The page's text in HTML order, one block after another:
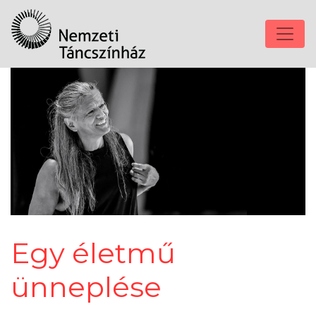
Egy életmű
ünneplése